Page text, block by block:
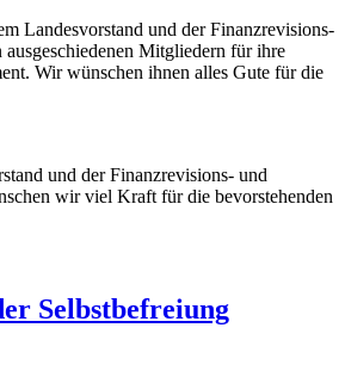
Landesvorstand und der Finanzrevisions-
Mitgliedern für ihre
Wir wünschen ihnen alles Gute für die
und der Finanzrevisions- und
wir viel Kraft für die bevorstehenden
Selbstbefreiung